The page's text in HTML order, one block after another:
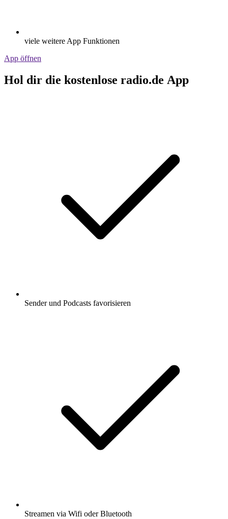
viele weitere App Funktionen
App öffnen
Hol dir die kostenlose radio.de App
Sender und Podcasts favorisieren
Streamen via Wifi oder Bluetooth